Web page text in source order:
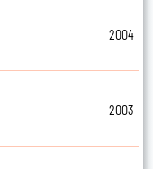
2004
2003